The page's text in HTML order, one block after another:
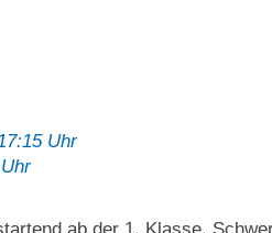
Uhr
ab der 1. Klasse.